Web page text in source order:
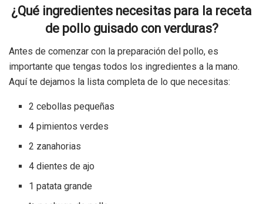
¿Qué ingredientes necesitas para la receta
de pollo guisado con verduras?
Antes de comenzar con la preparación del pollo, es
importante que tengas todos los ingredientes a la mano.
Aquí te dejamos la lista completa de lo que necesitas:
2 cebollas pequeñas
4 pimientos verdes
2 zanahorias
4 dientes de ajo
1 patata grande